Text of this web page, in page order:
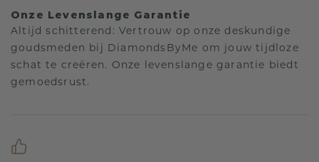
Onze Levenslange Garantie
Altijd schitterend: Vertrouw op onze deskundige
goudsmeden bij DiamondsByMe om jouw tijdloze
schat te creëren. Onze levenslange garantie biedt
gemoedsrust.